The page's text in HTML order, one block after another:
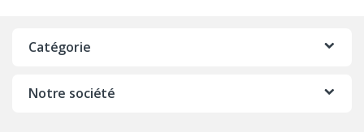
Catégorie
Notre société